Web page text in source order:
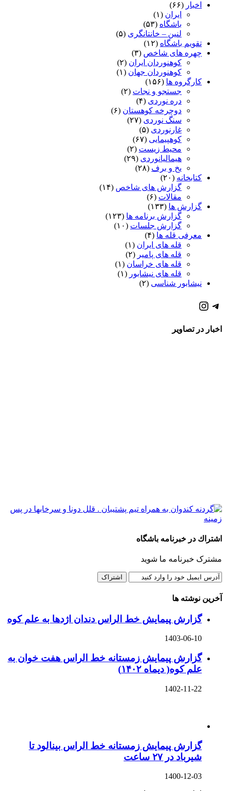
اخبار (۶۶)
ایران (۱)
باشگاه (۵۳)
لنین – خانتانگری (۵)
تقویم باشگاه (۱۲)
چهره های شاخص (۳)
کوهنوردان ایران (۲)
کوهنوردان جهان (۱)
کارگروه ها (۱۵۶)
جستجو و نجات (۲)
دره نوردی (۴)
دوچرخه کوهستان (۶)
سنگ نوردی (۲۷)
غارنوردی (۵)
کوهپیمایی (۶۷)
محیط زیست (۲)
هیمالیانوردی (۲۹)
یخ و برف (۲۸)
کتابخانه (۲۰)
گزارش های شاخص (۱۴)
مقالات (۶)
گزارش ها (۱۳۳)
گزارش برنامه ها (۱۲۳)
گزارش جلسات (۱۰)
معرفی قله ها (۴)
قله های ایران (۱)
قله های پامیر (۲)
قله های خراسان (۱)
قله های نیشابور (۱)
نیشابور شناسی (۲)
كانال تلگرام باشگاه
صفحه اينستاگرام باشگاه
اخبار در تصاویر
اشتراك در خبرنامه باشگاه
مشترک خبرنامه ما شوید
آخرین نوشته ها
گزارش پیمایش خط الراس دندان اژدها به علم کوه
1403-06-10
گزارش پیمایش زمستانه خط الراس هفت خوان به
علم کوه( دیماه ۱۴۰۲)
1402-11-22
گزارش پیمایش زمستانه خط الراس بینالود تا
شیرباد در ۲۷ ساعت
1400-12-03